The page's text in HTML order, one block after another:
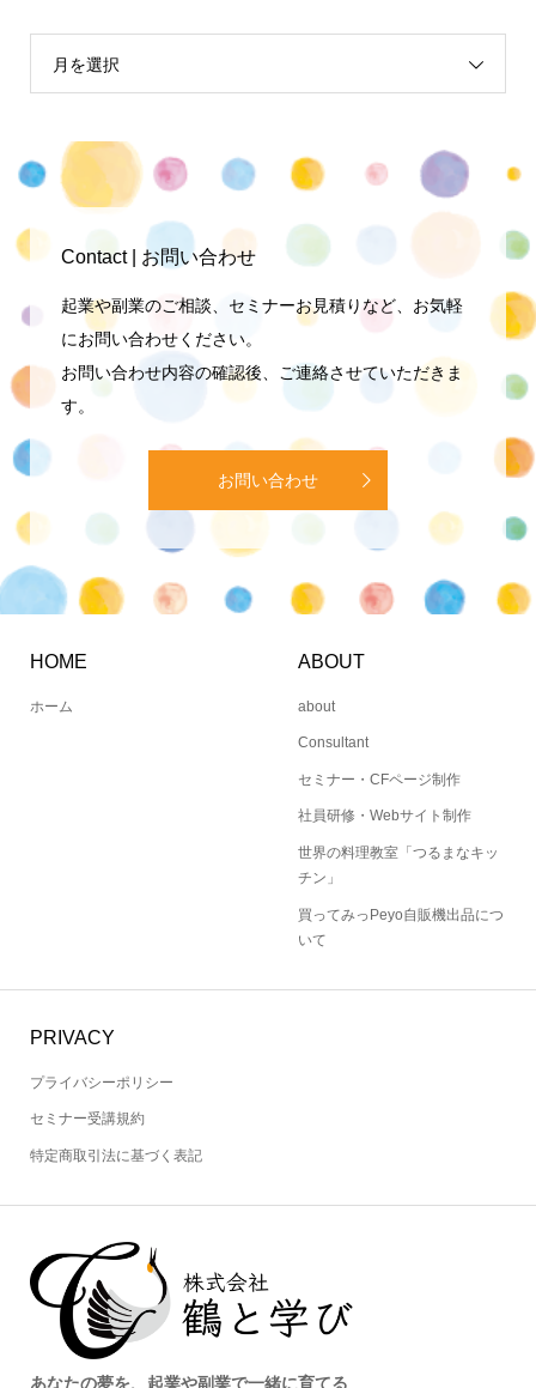
月を選択
Contact | お問い合わせ
起業や副業のご相談、セミナーお見積りなど、お気軽
にお問い合わせください。
お問い合わせ内容の確認後、ご連絡させていただきま
す。
お問い合わせ
HOME
ホーム
ABOUT
about
Consultant
セミナー・CFページ制作
社員研修・Webサイト制作
世界の料理教室「つるまなキッ
チン」
買ってみっPeyo自販機出品につ
いて
PRIVACY
プライバシーポリシー
セミナー受講規約
特定商取引法に基づく表記